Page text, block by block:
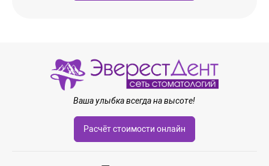
Ваша улыбка всегда на высоте!
Расчёт стоимости онлайн